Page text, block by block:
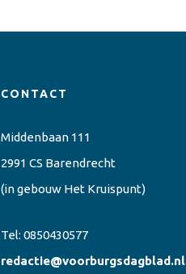
CONTACT
Middenbaan 111
2991 CS Barendrecht
(in gebouw Het Kruispunt)
Tel: 0850430577
redactie@voorburgsdagblad.nl